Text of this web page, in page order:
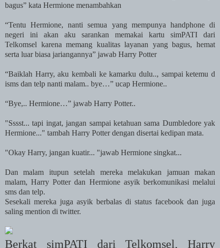
bagus” kata Hermione menambahkan
“Tentu Hermione, nanti semua yang mempunya handphone di
negeri ini akan aku sarankan memakai kartu simPATI dari
Telkomsel karena memang kualitas layanan yang bagus, hemat
serta luar biasa jariangannya” jawab Harry Potter
“Baiklah Harry, aku kembali ke kamarku dulu.., sampai ketemu d
isms dan telp nanti malam.. bye…” ucap Hermione..
“Bye,.. Hermione…” jawab Harry Potter..
"Sssst... tapi ingat, jangan sampai ketahuan sama Dumbledore yak
Hermione..." tambah Harry Potter dengan disertai kedipan mata.
"Okay Harry, jangan kuatir... "jawab Hermione singkat...
Dan malam itupun setelah mereka melakukan jamuan makan
malam, Harry Potter dan Hermione asyik berkomunikasi melalui
sms dan telp.
Sesekali mereka juga asyik berbalas di status facebook dan juga
saling mention di twitter.
Berkat simPATI dari Telkomsel, Harry